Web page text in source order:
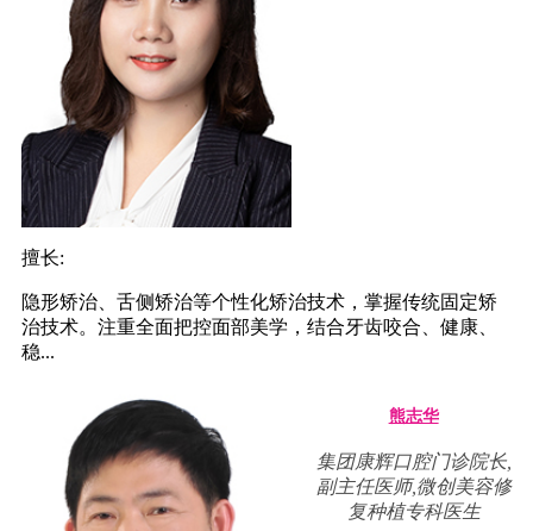
擅长:
隐形矫治、舌侧矫治等个性化矫治技术，掌握传统固定矫
治技术。注重全面把控面部美学，结合牙齿咬合、健康、
稳...
熊志华
集团康辉口腔门诊院长,
副主任医师,微创美容修
复种植专科医生